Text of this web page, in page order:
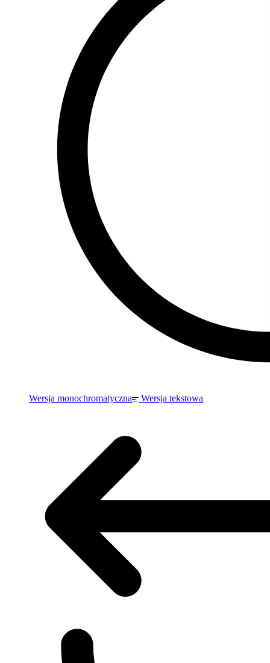
Wersja monochromatyczna Wersja tekstowa